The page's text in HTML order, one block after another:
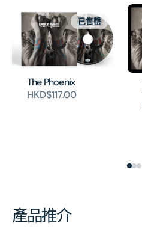
The Phoenix
HKD$117.00
已售罄
產品推介